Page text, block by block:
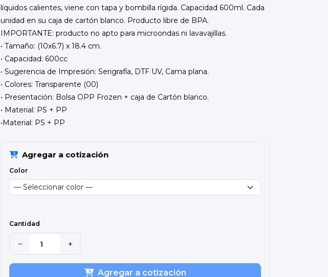
líquidos calientes, viene con tapa y bombilla rígida. Capacidad 600ml. Cada
unidad en su caja de cartón blanco. Producto libre de BPA.
IMPORTANTE: producto no apto para microondas ni lavavajillas.
• Tamaño: (10x6.7) x 18.4 cm.
• Capacidad: 600cc
• Sugerencia de Impresión: Serigrafía, DTF UV, Cama plana.
• Colores: Transparente (00)
• Presentación: Bolsa OPP Frozen + caja de Cartón blanco.
• Material: PS + PP
•Material: PS + PP
Agregar a cotización
Color
Cantidad
− +
Agregar a cotización